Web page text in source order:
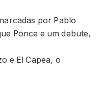
por Pablo
Ponce e um debute,
e El Capea, o